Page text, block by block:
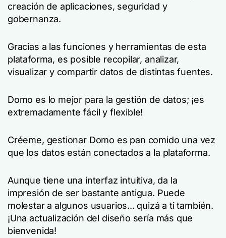
creación de aplicaciones, seguridad y
gobernanza.
Gracias a las funciones y herramientas de esta
plataforma, es posible recopilar, analizar,
visualizar y compartir datos de distintas fuentes.
Domo es lo mejor para la gestión de datos; ¡es
extremadamente fácil y flexible!
Créeme, gestionar Domo es pan comido una vez
que los datos están conectados a la plataforma.
Aunque tiene una interfaz intuitiva, da la
impresión de ser bastante antigua. Puede
molestar a algunos usuarios... quizá a ti también.
¡Una actualización del diseño sería más que
bienvenida!